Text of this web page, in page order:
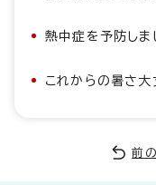
熱中症を予防しま
これからの暑さ大
前